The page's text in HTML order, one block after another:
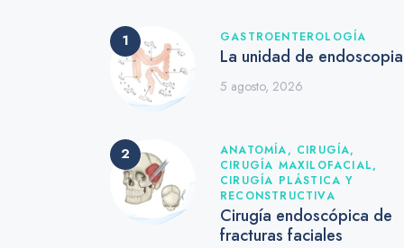
GASTROENTEROLOGÍA
La unidad de endoscopia
5 agosto, 2026
ANATOMÍA, CIRUGÍA,
CIRUGÍA MAXILOFACIAL,
CIRUGÍA PLÁSTICA Y
RECONSTRUCTIVA
Cirugía endoscópica de
fracturas faciales